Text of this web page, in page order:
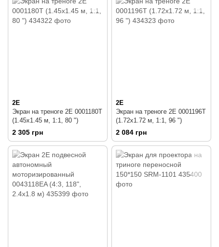
2E
Экран на треноге 2E 0001180T
(1.45x1.45 м, 1:1, 80 ")
2 305 грн
2E
Экран на треноге 2E 0001196T
(1.72x1.72 м, 1:1, 96 ")
2 084 грн